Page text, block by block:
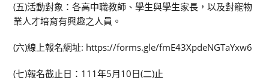
(五)活動對象：各高中職教師、學生與學生家長，以及對寵物
業人才培育有興趣之人員。
(六)線上報名網址: https://forms.gle/fmE43XpdeNGTaYxw6
(七)報名截止日：111年5月10日(二)止